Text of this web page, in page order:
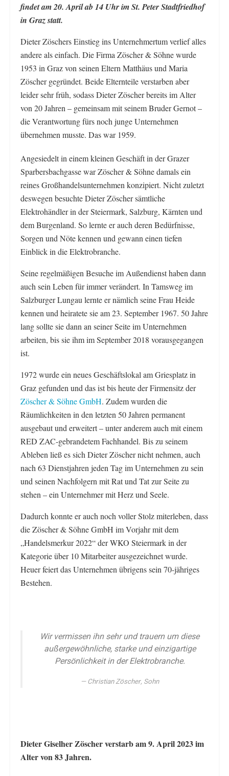
findet am 20. April ab 14 Uhr im St. Peter Stadtfriedhof
in Graz statt.
Dieter Zöschers Einstieg ins Unternehmertum verlief alles
andere als einfach. Die Firma Zöscher & Söhne wurde
1953 in Graz von seinen Eltern Matthäus und Maria
Zöscher gegründet. Beide Elternteile verstarben aber
leider sehr früh, sodass Dieter Zöscher bereits im Alter
von 20 Jahren – gemeinsam mit seinem Bruder Gernot –
die Verantwortung fürs noch junge Unternehmen
übernehmen musste. Das war 1959.
Angesiedelt in einem kleinen Geschäft in der Grazer
Sparbersbachgasse war Zöscher & Söhne damals ein
reines Großhandelsunternehmen konzipiert. Nicht zuletzt
deswegen besuchte Dieter Zöscher sämtliche
Elektrohändler in der Steiermark, Salzburg, Kärnten und
dem Burgenland. So lernte er auch deren Bedürfnisse,
Sorgen und Nöte kennen und gewann einen tiefen
Einblick in die Elektrobranche.
Seine regelmäßigen Besuche im Außendienst haben dann
auch sein Leben für immer verändert. In Tamsweg im
Salzburger Lungau lernte er nämlich seine Frau Heide
kennen und heiratete sie am 23. September 1967. 50 Jahre
lang sollte sie dann an seiner Seite im Unternehmen
arbeiten, bis sie ihm im September 2018 vorausgegangen
ist.
1972 wurde ein neues Geschäftslokal am Griesplatz in
Graz gefunden und das ist bis heute der Firmensitz der
Zöscher & Söhne GmbH. Zudem wurden die
Räumlichkeiten in den letzten 50 Jahren permanent
ausgebaut und erweitert – unter anderem auch mit einem
RED ZAC-gebrandetem Fachhandel. Bis zu seinem
Ableben ließ es sich Dieter Zöscher nicht nehmen, auch
nach 63 Dienstjahren jeden Tag im Unternehmen zu sein
und seinen Nachfolgern mit Rat und Tat zur Seite zu
stehen – ein Unternehmer mit Herz und Seele.
Dadurch konnte er auch noch voller Stolz miterleben, dass
die Zöscher & Söhne GmbH im Vorjahr mit dem
„Handelsmerkur 2022“ der WKO Steiermark in der
Kategorie über 10 Mitarbeiter ausgezeichnet wurde.
Heuer feiert das Unternehmen übrigens sein 70-jähriges
Bestehen.
Wir vermissen ihn sehr und trauern um diese
außergewöhnliche, starke und einzigartige
Persönlichkeit in der Elektrobranche.
Christian Zöscher, Sohn
Dieter Giselher Zöscher verstarb am 9. April 2023 im
Alter von 83 Jahren.